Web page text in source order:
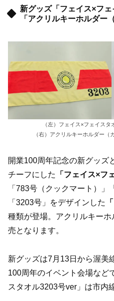
新グッズ「フェイス×フェ
「アクリルキーホルダー
（左）フェイス×フェイス
（右）アクリルキーホルダー
開業100周年記念の新グッズ
チーフにした
「フェイス×フ
「783号（クックマート）」
「3203号」をデザインした
種類が登場。アクリルキー
売となります。
新グッズは7月13日から渥美
100周年のイベント会場など
スタオル3203号ver」は市内